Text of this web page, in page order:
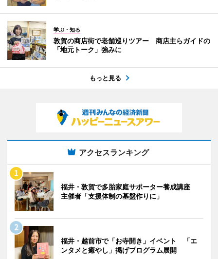
学ぶ・知る
敦賀の商店街で老舗巡りツアー 商店主らガイドの
「地元トーク」強みに
もっと見る
アクセスランキング
福井・敦賀で多胎家庭サポーター養成講座
主催者「支援体制の基盤作りに」
福井・越前市で「お寺開き」イベント 「エ
ンタメと癒やし」掲げプログラム展開